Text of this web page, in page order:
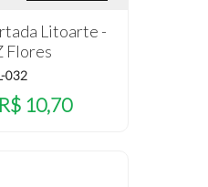
Litoarte -
Flores
032
R$ 10,70